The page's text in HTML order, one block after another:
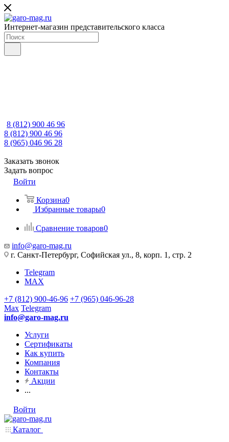
Интернет-магазин представительского класса
8 (812) 900 46 96
8 (812) 900 46 96
8 (965) 046 96 28
Заказать звонок
Задать вопрос
Войти
Корзина0
Избранные товары0
Сравнение товаров0
info@garo-mag.ru
г. Санкт-Петербург, Софийская ул., 8, корп. 1, стр. 2
Telegram
MAX
+7 (812) 900-46-96 +7 (965) 046-96-28
Max Telegram
info@garo-mag.ru
Услуги
Сертификаты
Как купить
Компания
Контакты
Акции
...
Войти
Каталог